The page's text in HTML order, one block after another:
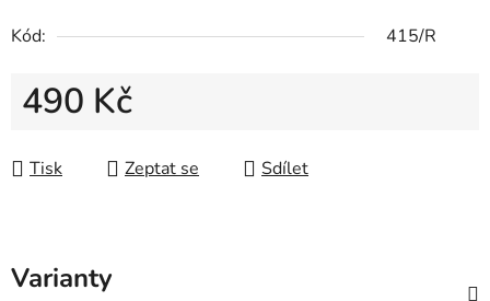
Kód: 415/R
490 Kč
Tisk
Zeptat se Sdílet
Varianty